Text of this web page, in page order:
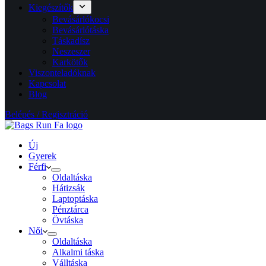
Kiegészítők
Bevásárlókocsi
Bevásárlótáska
Táskadísz
Neszeszer
Karkötők
Viszonteladóknak
Kapcsolat
Blog
Belépés / Regisztráció
Új
Gyerek
Férfi
Oldaltáska
Hátizsák
Laptoptáska
Pénztárca
Övtáska
Női
Oldaltáska
Alkalmi táska
Válltáska